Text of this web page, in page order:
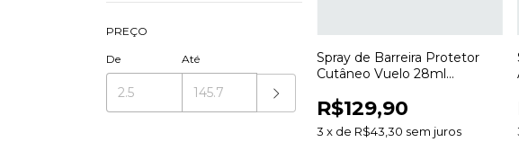
PREÇO
De Até
Spray de Barreira Protetor
Cutâneo Vuelo 28ml
R$129,90
3 x de R$43,30 sem juros